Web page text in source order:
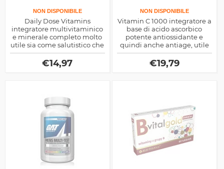
NON DISPONIBILE
Daily Dose Vitamins
integratore multivitaminico
e minerale completo molto
utile sia come salutistico che
di sostegno sportivo, tante
sono le funzioni di vitamine
e minerali
€14,97
NON DISPONIBILE
Vitamin C 1000 integratore a
base di acido ascorbico
potente antiossidante e
quindi anche antiage, utile
inoltre come aiuto
immunostimolante e per
aiutare la sintesi di carnitina
€19,79